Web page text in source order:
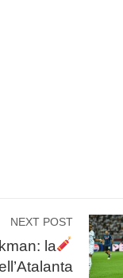
NEXT POST
la